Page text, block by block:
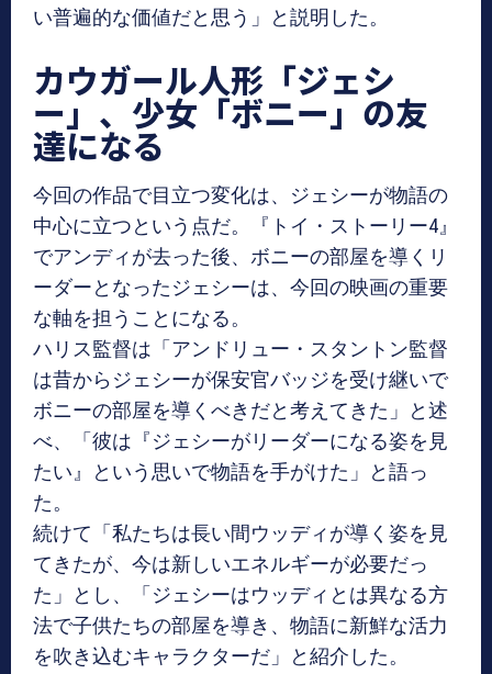
い普遍的な価値だと思う」と説明した。
カウガール人形「ジェシ
ー」、少女「ボニー」の友
達になる
今回の作品で目立つ変化は、ジェシーが物語の
中心に立つという点だ。『トイ・ストーリー4』
でアンディが去った後、ボニーの部屋を導くリ
ーダーとなったジェシーは、今回の映画の重要
な軸を担うことになる。
ハリス監督は「アンドリュー・スタントン監督
は昔からジェシーが保安官バッジを受け継いで
ボニーの部屋を導くべきだと考えてきた」と述
べ、「彼は『ジェシーがリーダーになる姿を見
たい』という思いで物語を手がけた」と語っ
た。
続けて「私たちは長い間ウッディが導く姿を見
てきたが、今は新しいエネルギーが必要だっ
た」とし、「ジェシーはウッディとは異なる方
法で子供たちの部屋を導き、物語に新鮮な活力
を吹き込むキャラクターだ」と紹介した。